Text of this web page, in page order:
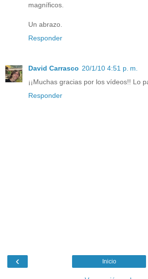
magníficos.
Un abrazo.
Responder
David Carrasco 20/1/10 4:51 p. m.
¡¡Muchas gracias por los vídeos!! Lo
Responder
‹ Inicio